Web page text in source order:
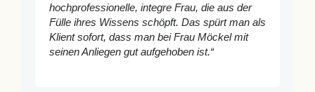
hochprofessionelle, integre Frau, die aus der
Fülle ihres Wissens schöpft. Das spürt man als
Klient sofort, dass man bei Frau Möckel mit
seinen Anliegen gut aufgehoben ist.“